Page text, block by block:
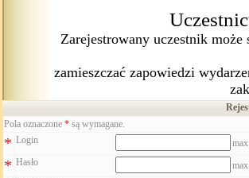
Zarejestrowany uczestnik
zamieszczać zapowiedzi
Pola oznaczone* są wymagane.
* Login
* Hasło